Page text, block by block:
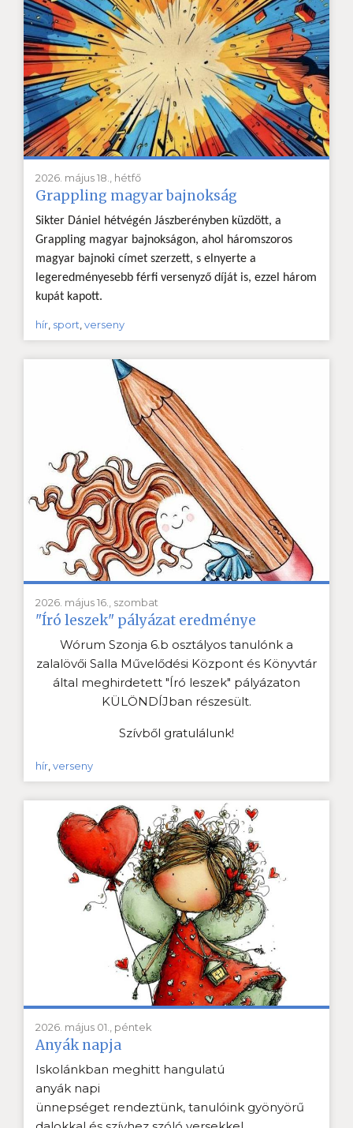
2026. május 18., hétfő
Grappling magyar bajnokság
Sikter Dániel hétvégén Jászberényben küzdött, a
Grappling magyar bajnokságon, ahol háromszoros
magyar bajnoki címet szerzett, s elnyerte a
legeredményesebb férfi versenyző díját is, ezzel három
kupát kapott.
hír sport verseny
2026. május 16., szombat
"Író leszek" pályázat eredménye
Wórum Szonja 6.b osztályos tanulónk a
zalalövői Salla Művelődési Központ és Könyvtár
által meghirdetett "Író leszek" pályázaton
KÜLÖNDÍJban részesült.
Szívből gratulálunk!
hír verseny
2026. május 01., péntek
Anyák napja
Iskolánkban meghitt hangulatú
anyák napi
ünnepséget rendeztünk, tanulóink gyönyörű